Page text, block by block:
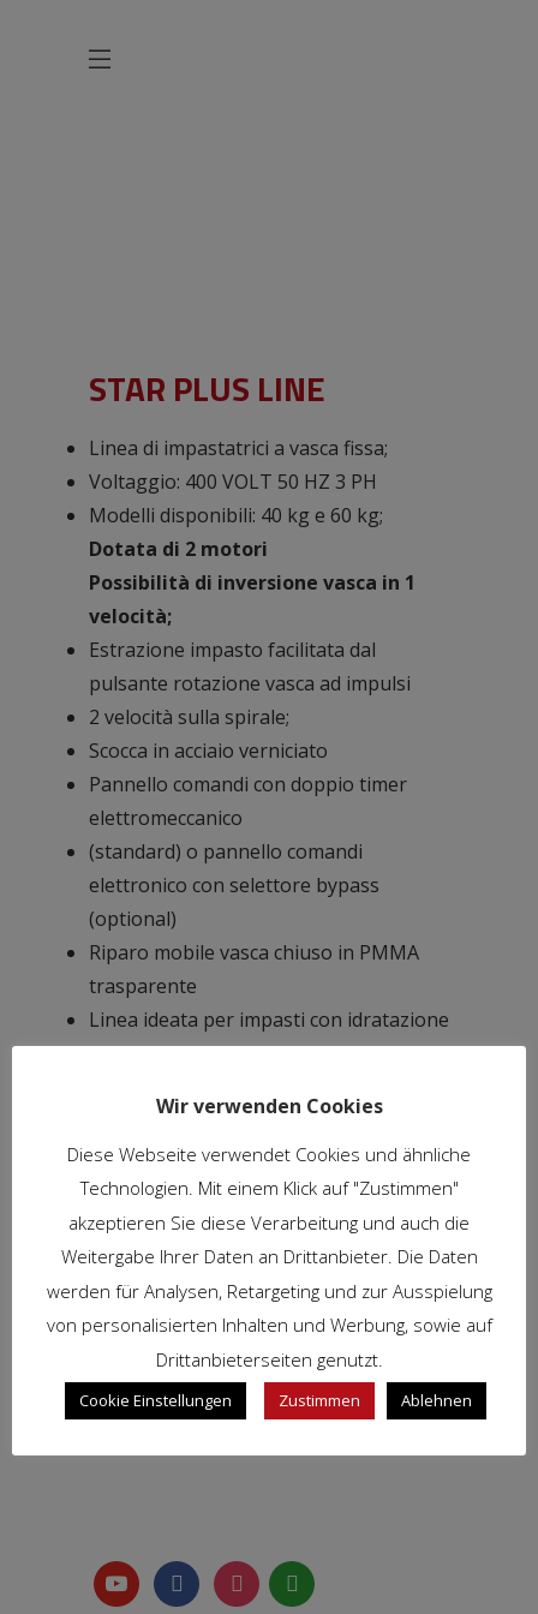
STAR PLUS LINE
Linea di impastatrici a vasca fissa;
Voltaggio: 400 VOLT 50 HZ 3 PH
Modelli disponibili: 40 kg e 60 kg;
Dotata di 2 motori
Possibilità di inversione vasca in 1
velocità;
Estrazione impasto facilitata dal
pulsante rotazione vasca ad impulsi
2 velocità sulla spirale;
Scocca in acciaio verniciato
Pannello comandi con doppio timer
elettromeccanico
(standard) o pannello comandi
elettronico con selettore bypass
(optional)
Riparo mobile vasca chiuso in PMMA
trasparente
Linea ideata per impasti con idratazione
superiore al 55% con farina europea e
SPECIFICHE TECNICHE
RICHIEDI ORA
youtube-facebookinstagramwhatsapp
Wir verwenden Cookies
Diese Webseite verwendet Cookies und ähnliche
Technologien. Mit einem Klick auf "Zustimmen"
akzeptieren Sie diese Verarbeitung und auch die
Weitergabe Ihrer Daten an Drittanbieter. Die Daten
werden für Analysen, Retargeting und zur Ausspielung
von personalisierten Inhalten und Werbung, sowie auf
Drittanbieterseiten genutzt.
Cookie Einstellungen Zustimmen Ablehnen